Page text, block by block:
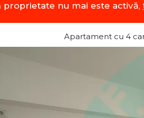
proprietate nu mai este activă,
Apartament cu 4